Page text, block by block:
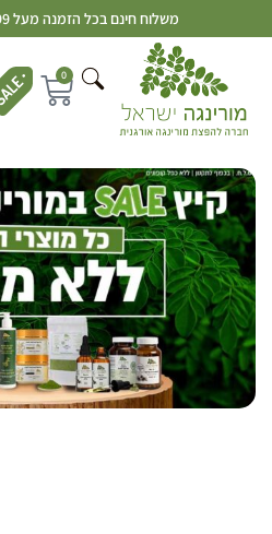
משלוח חינם בכל הזמנה מעל 299 ₪
0